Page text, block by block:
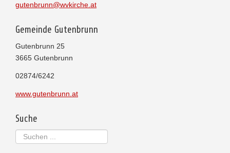
gutenbrunn@wvkirche.at
Gemeinde Gutenbrunn
Gutenbrunn 25
3665 Gutenbrunn
02874/6242
www.gutenbrunn.at
Suche
Suchen
...